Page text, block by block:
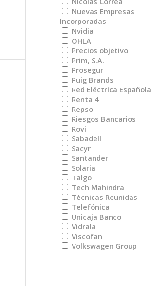
Nuevas Empresas
Incorporadas
Nvidia
OHLA
Precios objetivo
Prim, S.A.
Prosegur
Puig Brands
Red Eléctrica Española
Renta 4
Repsol
Riesgos Bancarios
Rovi
Sabadell
Sacyr
Santander
Solaria
Talgo
Tech Mahindra
Técnicas Reunidas
Telefónica
Unicaja Banco
Vidrala
Viscofan
Volkswagen Group